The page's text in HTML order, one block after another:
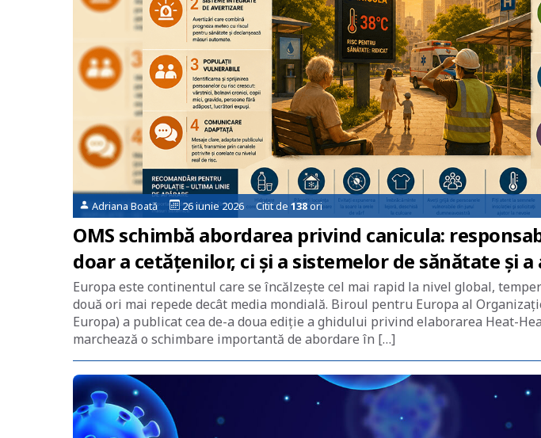
Adriana Boată 26 iunie 2026 Citit de 138ori
OMS schimbă abordarea privind canicula:
doar a cetățenilor, ci și a sistemelor de sănătate și
Europa este continentul care se încălzește cel mai rapid la nivel global,
două ori mai repede decât media mondială. Biroul pentru Europa al
Europa) a publicat cea de-a doua ediție a ghidului privind elaborarea Heat-
marchează o schimbare importantă de abordare în […]